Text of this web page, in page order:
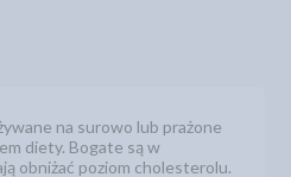
na surowo lub prażone
diety. Bogate są w
obniżać poziom cholesterolu.